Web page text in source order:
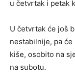
u četvrtak i petak
U četvrtak će još
nestabilnije, pa
kiše, osobito na
na subotu.